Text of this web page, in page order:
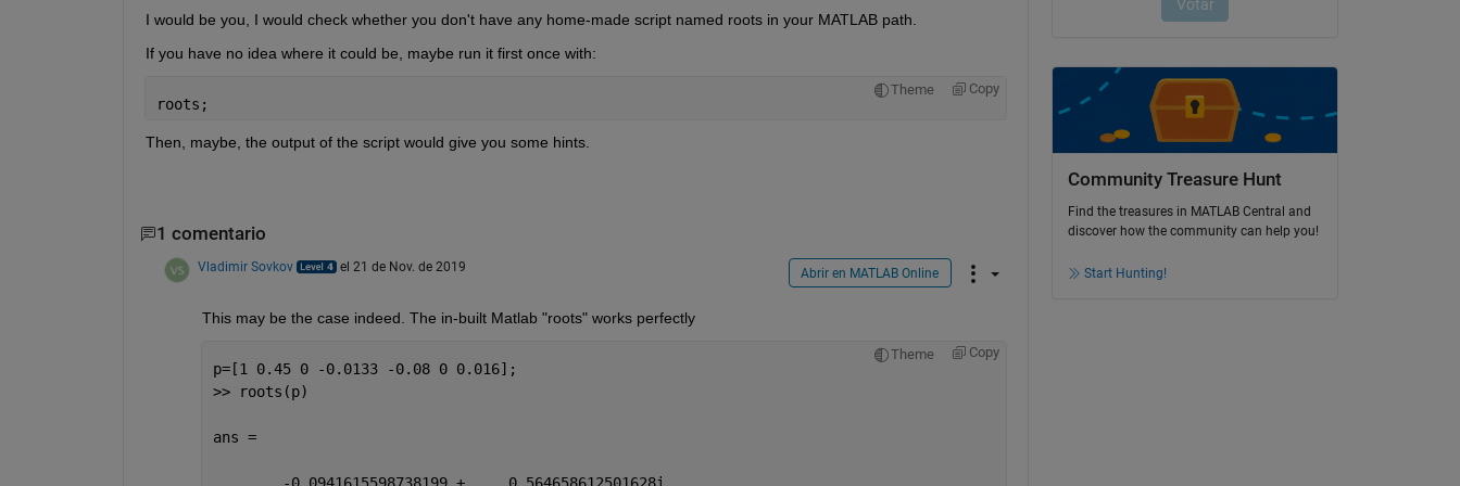
I would be you, I would check whether you don't have any home-made script named roots in your MATLAB path.
If you have no idea where it could be, maybe run it first once with:
Theme Copy
roots;
Then, maybe, the output of the script would give you some hints.
1 comentario
Vladimir Sovkov el 21 de Nov. de 2019 Abrir en MATLAB Online
This may be the case indeed. The in-built Matlab "roots" works perfectly
Theme Copy
p=[1 0.45 0 -0.0133 -0.08 0 0.016];
>> roots(p)
ans =
        -0.0941615598738199 +     0.564658612501628i
Community Treasure Hunt
Find the treasures in MATLAB Central and
discover how the community can help you!
Start Hunting!